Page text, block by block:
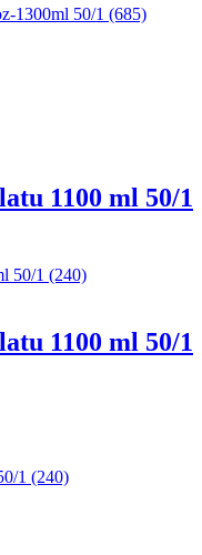
1300ml 50/1 (685)
1100 ml 50/1
1100 ml 50/1
1 (240)